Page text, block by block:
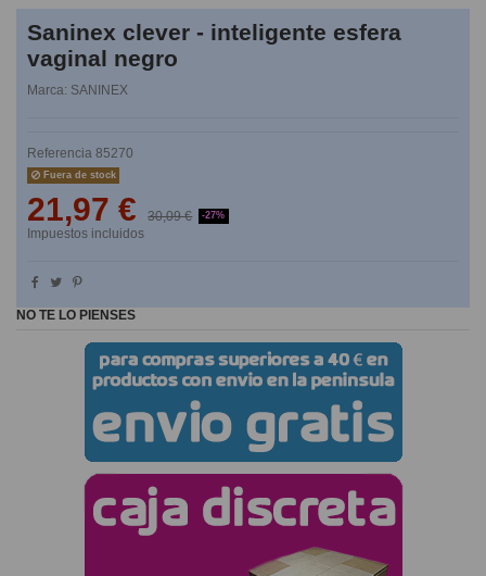
Saninex clever - inteligente esfera
vaginal negro
Marca: SANINEX
Referencia 85270
Fuera de stock
21,97 € 30,09 € -27%
Impuestos incluidos
NO TE LO PIENSES